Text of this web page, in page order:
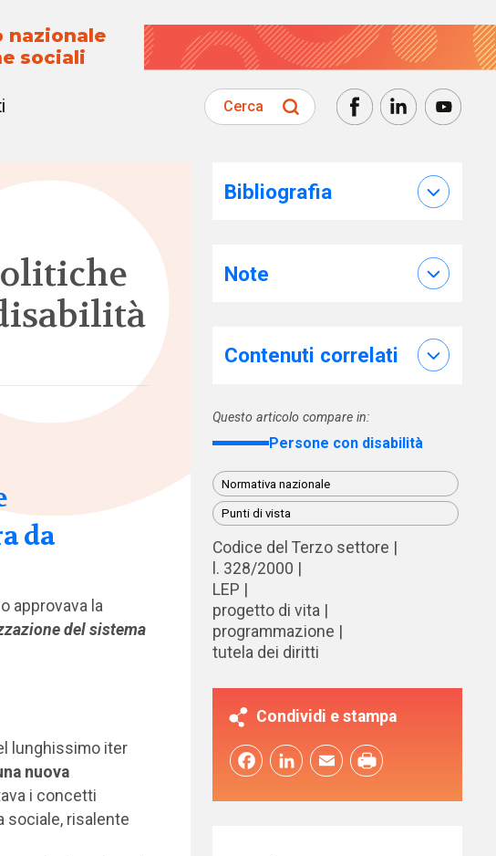
nazionale
sociali
Cerca
da
approvava la
del sistema
lunghissimo iter
nuova
i concetti
sociale, risalente
Bibliografia
Note
Contenuti correlati
Questo articolo compare in:
Persone con disabilità
Normativa nazionale
Punti di vista
Codice del Terzo settore
l. 328/2000
LEP
progetto di vita
programmazione
tutela dei diritti
Condividi e stampa
FacebookLinkedInEmail